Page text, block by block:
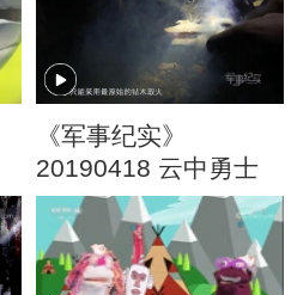
《军事纪实》
20190418 云中勇士